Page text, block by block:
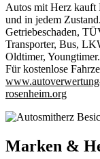
Autos mit Herz kauft
und in jedem
Getriebeschaden,
Transporter, Bus,
Oldtimer,
Für kostenlose
rosenheim.org
Marken &